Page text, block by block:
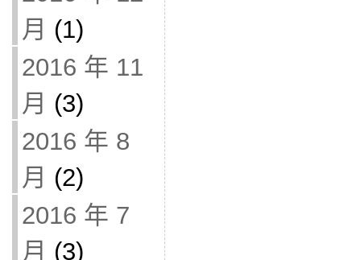
月 (1)
2016 年 11
月 (3)
2016 年 8
月 (2)
2016 年 7
月 (3)